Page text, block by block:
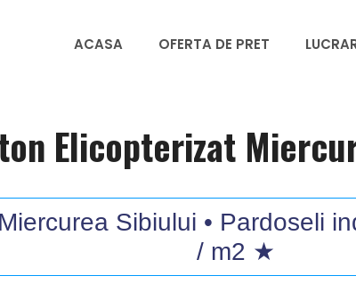
ACASA OFERTA DE PRET
Elicopterizat
Sibiului • Pardoseli
/ m2 ★